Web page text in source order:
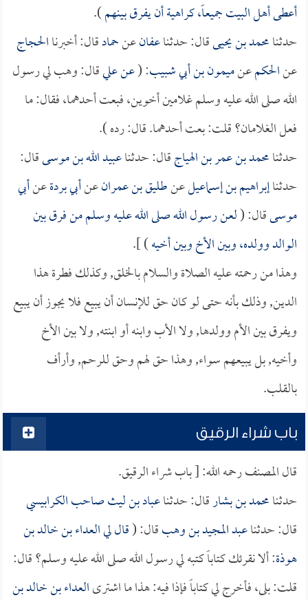
أعطى أهل البيت جميعاً، كراهية أن يفرق بينهم).
حدثنامحمد بن يحيىقال: حدثناعفانعنحمادقال: أخبرناالحجاج
عنالحكمعنميمون بن أبي شبيب: (عنعليقال: وهب لي رسول
الله صلى الله عليه وسلم غلامين أخوين، فبعت أحدهما، فقال: ما
فعل الغلامان؟ قلت: بعت أحدهما. قال: رده ).
حدثنامحمد بن عمر بن الهياجقال: حدثناعبيد الله بن موسىقال:
حدثناإبراهيم بن إسماعيلعنطليق بن عمرانعنأبي بردةعنأبي
موسىقال: (لعن رسول الله صلى الله عليه وسلم من فرق بين
الوالد وولده، وبين الأخ وبين أخيه) ].
وهذا من رحمته عليه الصلاة والسلام بالخلق, وكذلك فطرة هذا
الدين, وذلك بأنه حتى لو كان حق للإنسان أن يبيع فلا يجوز أن يبيع
ويفرق بين الأم وولدها, ولا الأب وابنه أو ابنته, ولا بين الأخ
وأخيه, بل يبيعهم سواء, وهذا حق لهم وحق للرحم, وأرأف
بالقلب.
باب شراء الرقيق
قال المصنف رحمه الله: [ باب شراء الرقيق.
حدثنامحمد بن بشارقال: حدثناعباد بن ليث صاحب الكرابيسي
قال: حدثناعبد المجيد بن وهبقال: (قال ليالعداء بن خالد بن
هوذة: ألا نقرئك كتاباً كتبه لي رسول الله صلى الله عليه وسلم؟ قال:
قلت: بلى، فأخرج لي كتاباً فإذا فيه: هذا ما اشترىالعداء بن خالد بن